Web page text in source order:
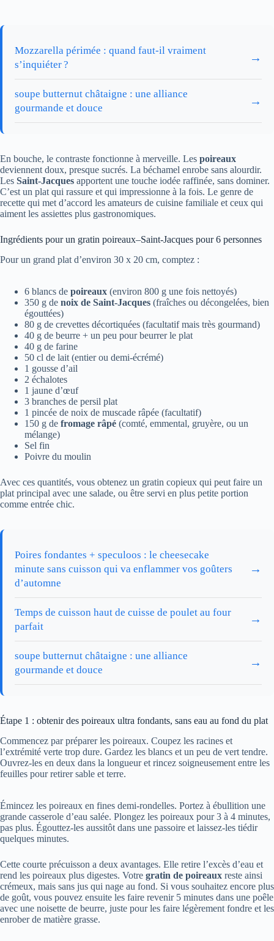
Mozzarella périmée : quand faut-il vraiment
s’inquiéter ?
→
soupe butternut châtaigne : une alliance
gourmande et douce
→
En bouche, le contraste fonctionne à merveille. Les poireaux
deviennent doux, presque sucrés. La béchamel enrobe sans alourdir.
Les Saint-Jacques apportent une touche iodée raffinée, sans dominer.
C’est un plat qui rassure et qui impressionne à la fois. Le genre de
recette qui met d’accord les amateurs de cuisine familiale et ceux qui
aiment les assiettes plus gastronomiques.
Ingrédients pour un gratin poireaux–Saint-Jacques pour 6 personnes
Pour un grand plat d’environ 30 x 20 cm, comptez :
6 blancs de poireaux (environ 800 g une fois nettoyés)
350 g de noix de Saint-Jacques (fraîches ou décongelées, bien
égouttées)
80 g de crevettes décortiquées (facultatif mais très gourmand)
40 g de beurre + un peu pour beurrer le plat
40 g de farine
50 cl de lait (entier ou demi-écrémé)
1 gousse d’ail
2 échalotes
1 jaune d’œuf
3 branches de persil plat
1 pincée de noix de muscade râpée (facultatif)
150 g de fromage râpé (comté, emmental, gruyère, ou un
mélange)
Sel fin
Poivre du moulin
Avec ces quantités, vous obtenez un gratin copieux qui peut faire un
plat principal avec une salade, ou être servi en plus petite portion
comme entrée chic.
Poires fondantes + speculoos : le cheesecake
minute sans cuisson qui va enflammer vos goûters
d’automne
→
Temps de cuisson haut de cuisse de poulet au four
parfait
→
soupe butternut châtaigne : une alliance
gourmande et douce
→
Étape 1 : obtenir des poireaux ultra fondants, sans eau au fond du plat
Commencez par préparer les poireaux. Coupez les racines et
l’extrémité verte trop dure. Gardez les blancs et un peu de vert tendre.
Ouvrez-les en deux dans la longueur et rincez soigneusement entre les
feuilles pour retirer sable et terre.
Émincez les poireaux en fines demi-rondelles. Portez à ébullition une
grande casserole d’eau salée. Plongez les poireaux pour 3 à 4 minutes,
pas plus. Égouttez-les aussitôt dans une passoire et laissez-les tiédir
quelques minutes.
Cette courte précuisson a deux avantages. Elle retire l’excès d’eau et
rend les poireaux plus digestes. Votre gratin de poireaux reste ainsi
crémeux, mais sans jus qui nage au fond. Si vous souhaitez encore plus
de goût, vous pouvez ensuite les faire revenir 5 minutes dans une poêle
avec une noisette de beurre, juste pour les faire légèrement fondre et les
enrober de matière grasse.